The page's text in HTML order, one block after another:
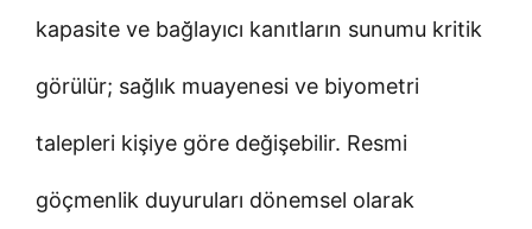
kapasite ve bağlayıcı kanıtların sunumu kritik
görülür; sağlık muayenesi ve biyometri
talepleri kişiye göre değişebilir. Resmi
göçmenlik duyuruları dönemsel olarak